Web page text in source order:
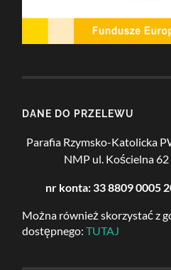
DANE DO PRZELEWU
Parafia Rzymsko-Katolicka
NMP ul. Kościelna 62
nr konta: 33 8809 0005
Można również skorzystać z
dostępnego: TUTAJ